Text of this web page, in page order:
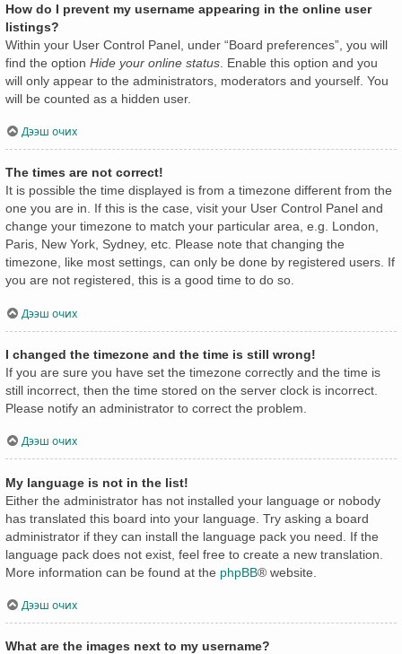
How do I prevent my username appearing in the online user
listings?
Within your User Control Panel, under “Board preferences”, you will
find the option Hide your online status . Enable this option and you
will only appear to the administrators, moderators and yourself. You
will be counted as a hidden user.
Дээш очих
The times are not correct!
It is possible the time displayed is from a timezone different from the
one you are in. If this is the case, visit your User Control Panel and
change your timezone to match your particular area, e.g. London,
Paris, New York, Sydney, etc. Please note that changing the
timezone, like most settings, can only be done by registered users. If
you are not registered, this is a good time to do so.
Дээш очих
I changed the timezone and the time is still wrong!
If you are sure you have set the timezone correctly and the time is
still incorrect, then the time stored on the server clock is incorrect.
Please notify an administrator to correct the problem.
Дээш очих
My language is not in the list!
Either the administrator has not installed your language or nobody
has translated this board into your language. Try asking a board
administrator if they can install the language pack you need. If the
language pack does not exist, feel free to create a new translation.
More information can be found at the phpBB® website.
Дээш очих
What are the images next to my username?